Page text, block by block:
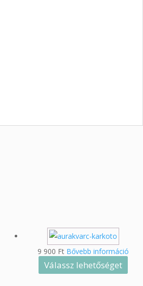
9 900 Ft Bővebb információ
Válassz lehetőséget